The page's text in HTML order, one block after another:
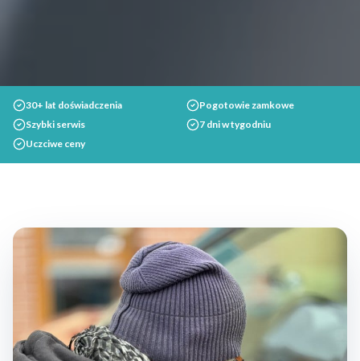
30+ lat doświadczenia
Pogotowie zamkowe
Szybki serwis
7 dni w tygodniu
Uczciwe ceny